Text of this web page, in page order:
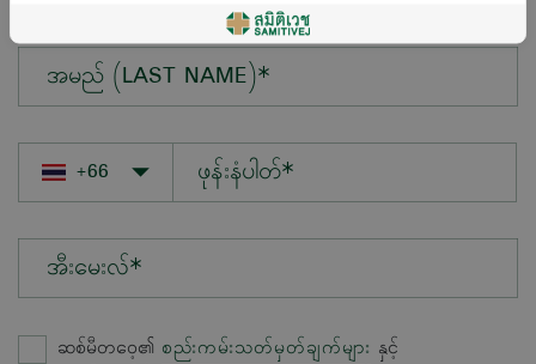
အမည် (LAST NAME)*
အီးမေးလ်*
ဆစ်မီတဝေ့၏ စည်းကမ်းသတ်မှတ်ချက်များ နှင့်